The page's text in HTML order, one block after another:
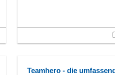
Teamhero - die